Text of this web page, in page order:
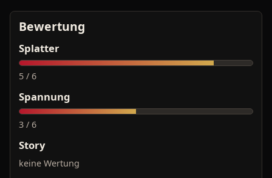
Bewertung
Splatter
5 / 6
Spannung
3 / 6
Story
keine Wertung